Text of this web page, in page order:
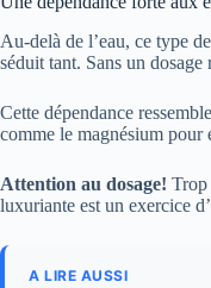
Au-delà de l’eau, ce type
séduit tant. Sans un
Cette dépendance
comme le magnésium pour
Attention au dosage! Trop
luxuriante est un exercice
A LIRE AUSSI